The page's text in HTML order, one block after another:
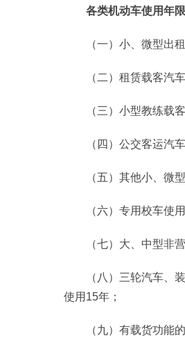
各类机动车使用年
（一）小、微型出
（二）租赁载客汽
（三）小型教练载
（四）公交客运汽
（五）其他小、微
（六）专用校车使
（七）大、中型非
（八）三轮汽车、
使用15年；
（九）有载货功能